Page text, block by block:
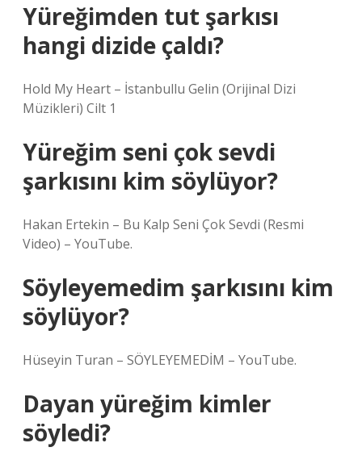
Yüreğimden tut şarkısı
hangi dizide çaldı?
Hold My Heart – İstanbullu Gelin (Orijinal Dizi
Müzikleri) Cilt 1
Yüreğim seni çok sevdi
şarkısını kim söylüyor?
Hakan Ertekin – Bu Kalp Seni Çok Sevdi (Resmi
Video) – YouTube.
Söyleyemedim şarkısını kim
söylüyor?
Hüseyin Turan – SÖYLEYEMEDİM – YouTube.
Dayan yüreğim kimler
söyledi?